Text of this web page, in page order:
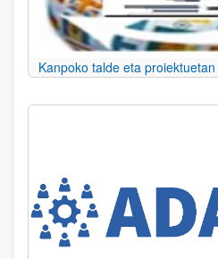
Kanpoko talde eta